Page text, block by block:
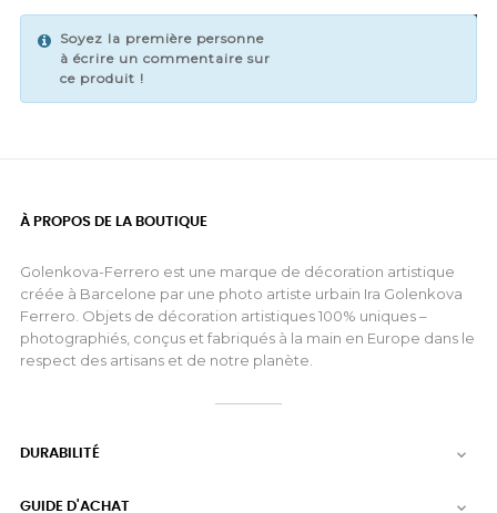
Soyez la première personne
à écrire un commentaire sur
ce produit !
À PROPOS DE LA BOUTIQUE
Golenkova-Ferrero est une marque de décoration artistique
créée à Barcelone par une photo artiste urbain Ira Golenkova
Ferrero. Objets de décoration artistiques 100% uniques –
photographiés, conçus et fabriqués à la main en Europe dans le
respect des artisans et de notre planète.
DURABILITÉ 
GUIDE D'ACHAT 